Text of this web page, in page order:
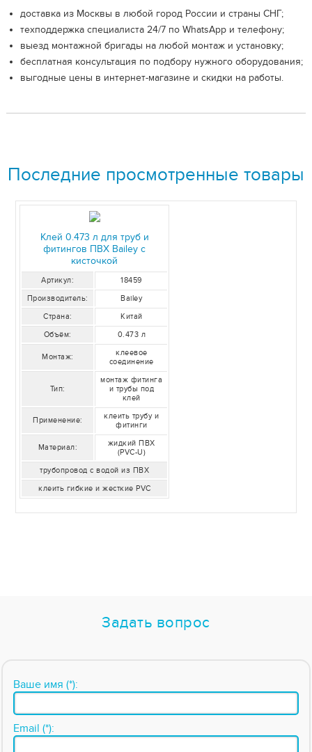
доставка из Москвы в любой город России и страны СНГ;
техподдержка специалиста 24/7 по WhatsApp и телефону;
выезд монтажной бригады на любой монтаж и установку;
бесплатная консультация по подбору нужного оборудования;
выгодные цены в интернет-магазине и скидки на работы.
Последние просмотренные товары
Клей 0.473 л для труб и
фитингов ПВХ Bailey с
кисточкой
Артикул:
18459
Производитель:
Bailey
Страна:
Китай
Объём:
0.473 л
Монтаж:
клеевое
соединение
Тип:
монтаж фитинга
и трубы под
клей
Применение:
клеить трубу и
фитинги
Материал:
жидкий ПВХ
(PVC-U)
трубопровод с водой из ПВХ
клеить гибкие и жесткие PVC
Задать вопрос
Ваше имя (*):
Email (*):